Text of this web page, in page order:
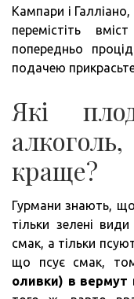
Кампари і
перемістіть
попередньо
подачею
Які
краще?
Гурмани знають,
тільки зелені
смак, а тільки
що псує смак,
оливки) в вермут